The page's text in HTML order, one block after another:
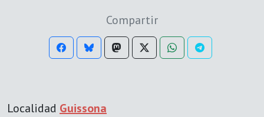
Compartir
Localidad Guissona